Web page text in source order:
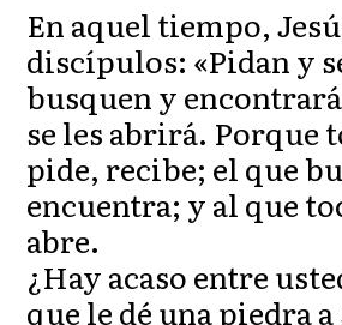
En aquel tiempo,
discípulos: «Pidan y
busquen y
se les abrirá. Porque
pide, recibe; el que
encuentra; y al que
abre.
¿Hay acaso entre
que le dé una piedra